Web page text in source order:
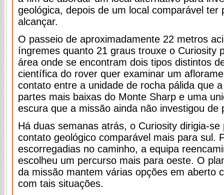
geológica, depois de um local comparável ter
alcançar.
O passeio de aproximadamente 22 metros
íngremes quanto 21 graus trouxe o Curiosity
área onde se encontram dois tipos distintos
científica do rover quer examinar um
contato entre a unidade de rocha pálida que
partes mais baixas do Monte Sharp e uma
escura que a missão ainda não investigou de
Há duas semanas atrás, o Curiosity dirigia-se
contato geológico comparável mais para sul.
escorregadias no caminho, a equipa
escolheu um percurso mais para oeste. O
da missão mantem várias opções em aberto
com tais situações.